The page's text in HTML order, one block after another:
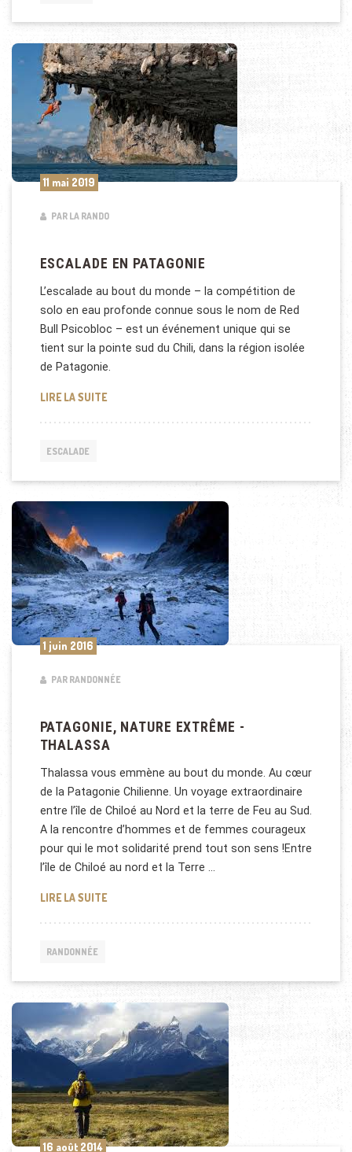
11 mai 2019
PAR LA RANDO
ESCALADE EN PATAGONIE
L’escalade au bout du monde – la compétition de
solo en eau profonde connue sous le nom de Red
Bull Psicobloc – est un événement unique qui se
tient sur la pointe sud du Chili, dans la région isolée
de Patagonie.
LIRE LA SUITEESCALADE EN PATAGONIE
ESCALADE
1 juin 2016
PAR RANDONNÉE
PATAGONIE, NATURE EXTRÊME -
THALASSA
Thalassa vous emmène au bout du monde. Au cœur
de la Patagonie Chilienne. Un voyage extraordinaire
entre l’île de Chiloé au Nord et la terre de Feu au Sud.
A la rencontre d’hommes et de femmes courageux
pour qui le mot solidarité prend tout son sens !Entre
l’île de Chiloé au nord et la Terre …
LIRE LA SUITEPATAGONIE, NATURE EXTRÊME -THALASSA
RANDONNÉE
16 août 2014